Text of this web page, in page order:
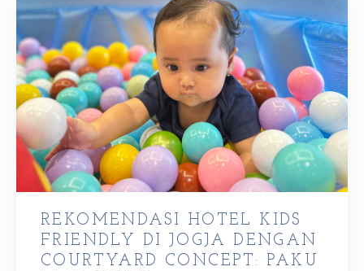
REKOMENDASI HOTEL KIDS
FRIENDLY DI JOGJA DENGAN
COURTYARD CONCEPT: PAKU